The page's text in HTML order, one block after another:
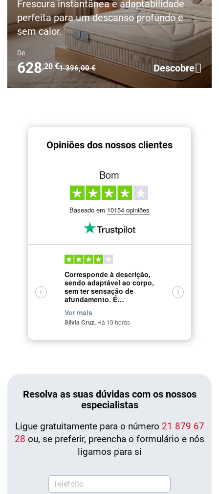
Frescura instantânea e adaptabilidade
perfeita para um descanso profundo e
sem calor.
De
628,20 €Preço anterior
1 396,00 € Descobre
Opiniões dos nossos clientes
Bom
Baseado em 10154 opiniões
Corresponde à descrição,
sendo adaptável ao corpo,
sem ter sensação de
afundamento. É
tendencialmente firme, o que
vai ao encontro do que
prefiro. Aproveitei uma
valer a pena o investimento.
Ver mais
Sílvia Cruz, Há 19 horas
Resolva as suas dúvidas com os nossos
especialistas
Ligue gratuitamente para o número 21 879 67
28 ou, se preferir, preencha o formulário e nós
ligamos para si
pikolin te llamamos pt